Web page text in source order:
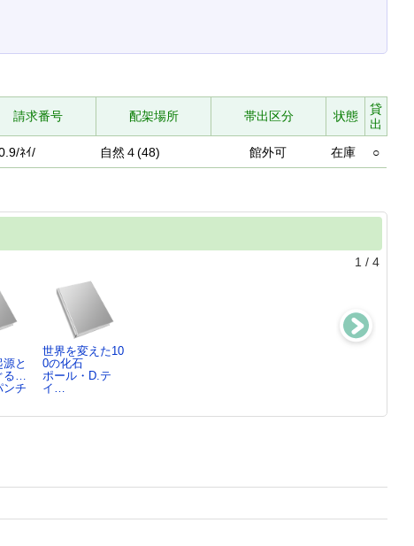
請求番号 配架場所 帯出区分 状態
貸
出
ﾈｲ/ 自然４(48) 館外可 在庫 ○
1 / 4
と
る…
ンチ
世界を変えた10
0の化石
ポール・D.テ
イ…